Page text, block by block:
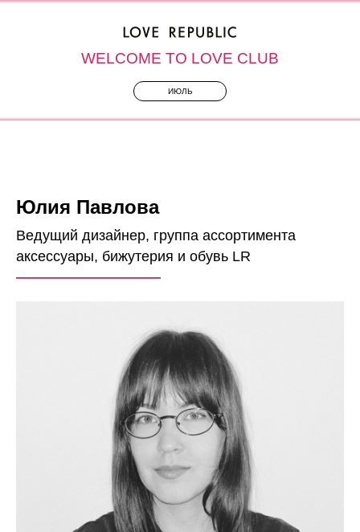
WELCOME TO LOVE CLUB
ИЮЛЬ
Юлия Павлова
Ведущий дизайнер, группа ассортимента
аксессуары, бижутерия и обувь LR
——————————